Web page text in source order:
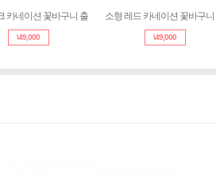
카네이션 꽃바구니 출
\49,000
소형 레드 카네이션 꽃바구니
\49,000